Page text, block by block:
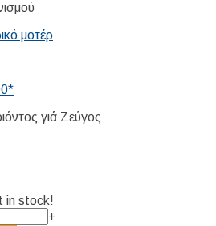
μοτέρ
γιά Ζεύγος
in stock!
+